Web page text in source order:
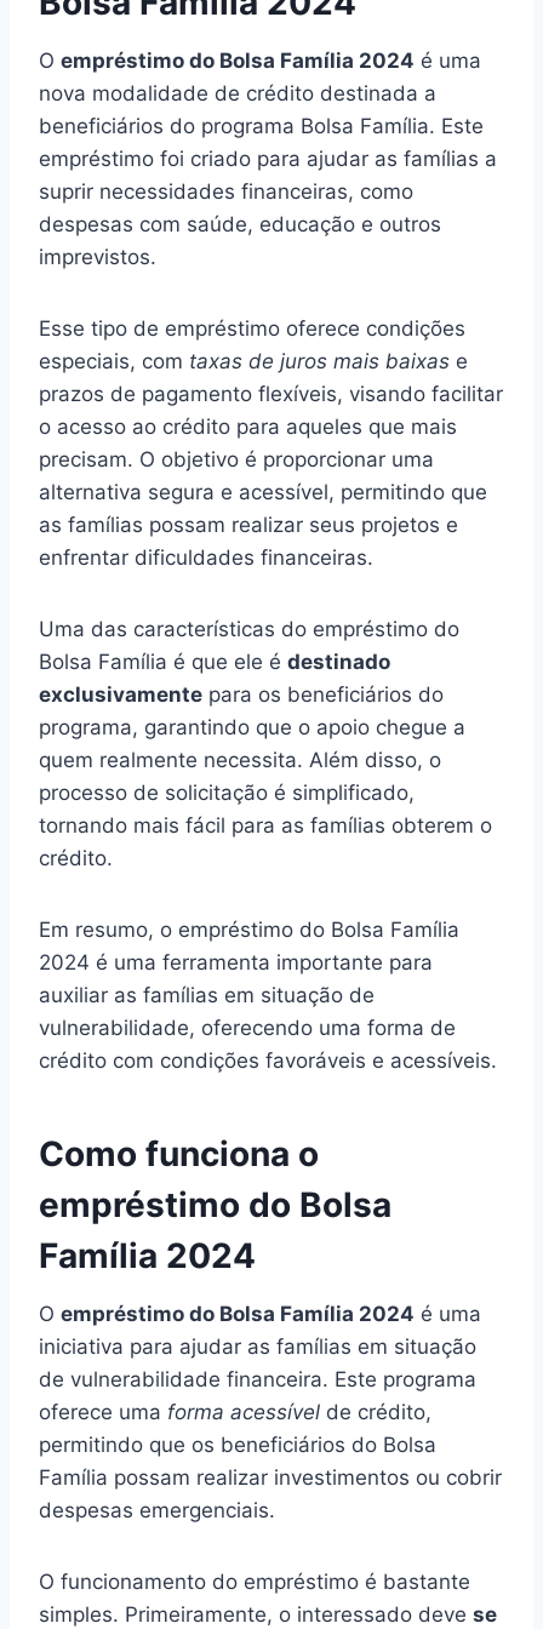
O empréstimo do Bolsa Família 2024 é uma
nova modalidade de crédito destinada a
beneficiários do programa Bolsa Família. Este
empréstimo foi criado para ajudar as famílias a
suprir necessidades financeiras, como
despesas com saúde, educação e outros
imprevistos.
Esse tipo de empréstimo oferece condições
especiais, com taxas de juros mais baixas e
prazos de pagamento flexíveis, visando facilitar
o acesso ao crédito para aqueles que mais
precisam. O objetivo é proporcionar uma
alternativa segura e acessível, permitindo que
as famílias possam realizar seus projetos e
enfrentar dificuldades financeiras.
Uma das características do empréstimo do
Bolsa Família é que ele é destinado
exclusivamente para os beneficiários do
programa, garantindo que o apoio chegue a
quem realmente necessita. Além disso, o
processo de solicitação é simplificado,
tornando mais fácil para as famílias obterem o
crédito.
Em resumo, o empréstimo do Bolsa Família
2024 é uma ferramenta importante para
auxiliar as famílias em situação de
vulnerabilidade, oferecendo uma forma de
crédito com condições favoráveis e acessíveis.
Como funciona o
empréstimo do Bolsa
Família 2024
O empréstimo do Bolsa Família 2024 é uma
iniciativa para ajudar as famílias em situação
de vulnerabilidade financeira. Este programa
oferece uma forma acessível de crédito,
permitindo que os beneficiários do Bolsa
Família possam realizar investimentos ou cobrir
despesas emergenciais.
O funcionamento do empréstimo é bastante
simples. Primeiramente, o interessado deve se